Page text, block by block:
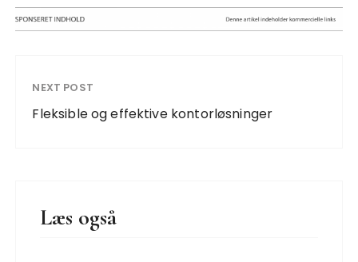
NEXT POST
Fleksible og effektive kontorløsninger
Læs også